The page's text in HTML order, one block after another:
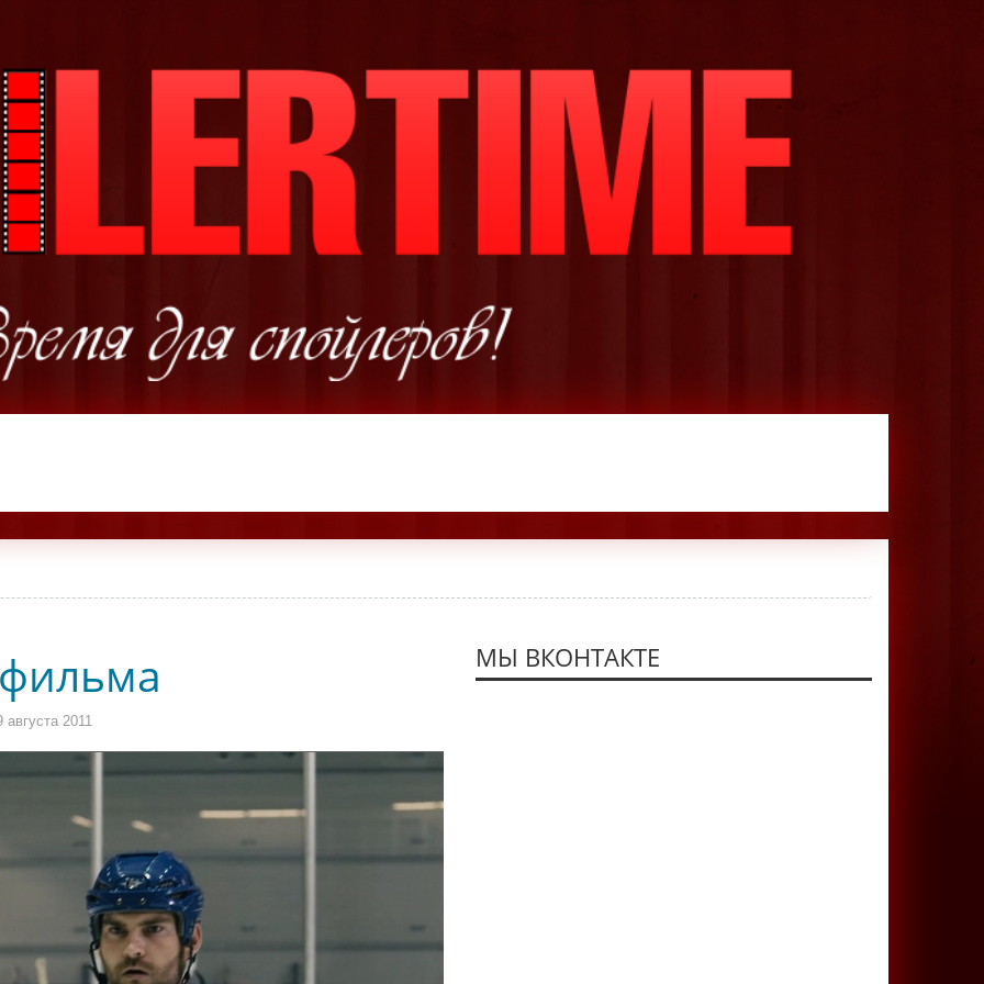
2011
МЫ ВКОНТАКТЕ